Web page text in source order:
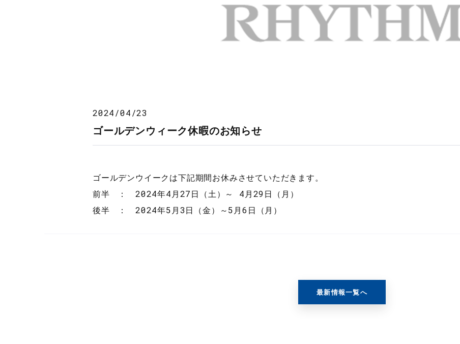
2024/04/23
ゴールデンウィーク休暇のお知らせ
ゴールデンウイークは下記期間お休みさせていただきます。
前半 ： 2024年4月27日（土）～ 4月29日（月）
後半 ： 2024年5月3日（金）～5月6日（月）
最新情報一覧へ